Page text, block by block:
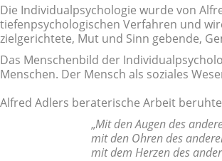
Die Individualpsychologie wurde von
tiefenpsychologischen Verfahren und
zielgerichtete, Mut und Sinn gebende,
Das Menschenbild der
Menschen. Der Mensch als soziales
Alfred Adlers beraterische Arbeit
„Mit den Augen des
mit den Ohren des
mit dem Herzen des